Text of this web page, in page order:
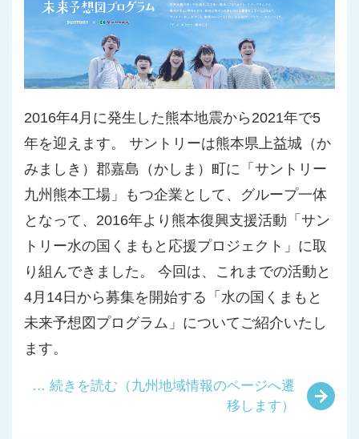
2016年4月に発生した熊本地震から2021年で5
年を迎えます。 サントリーは熊本県上益城（か
みましき）郡嘉島（かしま）町に「サントリー
九州熊本工場」もつ企業として、グループ一体
となって、2016年より熊本復興支援活動「サン
トリー水の国くまもと応援プロジェクト」に取
り組んできました。 今回は、これまでの活動と
4月14日から募集を開始する「水の国くまもと
未来予想図プログラム」についてご紹介いたし
ます。
… 続きを読む（九州地域情報のページへ遷
移します）